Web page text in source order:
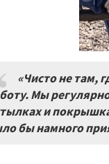
«Чисто не там,
Мы
и
бы намного